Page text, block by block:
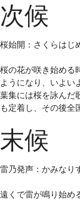
次候
桜始開：さくらはじ
桜の花が咲き始める
ようになり、いよい
葉集には桜を詠んだ
も定着し、その後全
末候
雷乃発声：かみなり
遠くで雷が鳴り始め